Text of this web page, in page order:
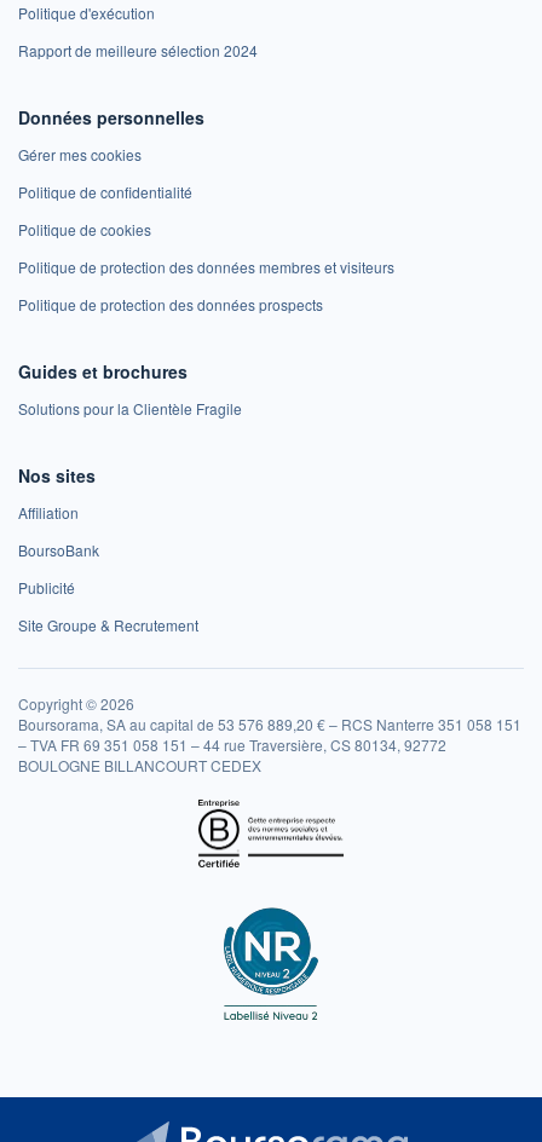
Politique d'exécution
Rapport de meilleure sélection 2024
Données personnelles
Gérer mes cookies
Politique de confidentialité
Politique de cookies
Politique de protection des données membres et visiteurs
Politique de protection des données prospects
Guides et brochures
Solutions pour la Clientèle Fragile
Nos sites
Affiliation
BoursoBank
Publicité
Site Groupe & Recrutement
Copyright © 2026
Boursorama, SA au capital de 53 576 889,20 € – RCS Nanterre 351 058 151
– TVA FR 69 351 058 151 – 44 rue Traversière, CS 80134, 92772
BOULOGNE BILLANCOURT CEDEX